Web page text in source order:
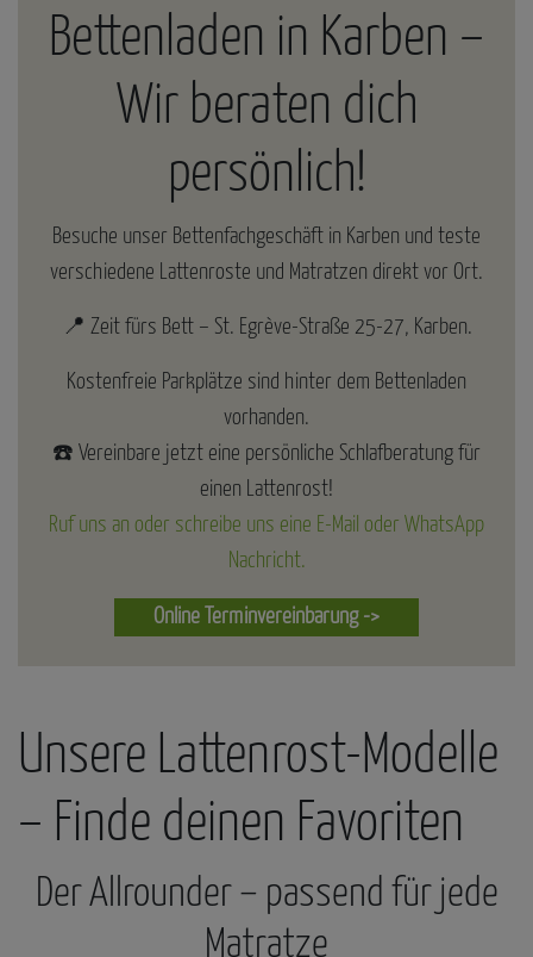
Bettenladen in Karben –
Wir beraten dich
persönlich!
Besuche unser Bettenfachgeschäft in Karben und teste
verschiedene Lattenroste und Matratzen direkt vor Ort.
📍 Zeit fürs Bett – St. Egrève-Straße 25-27, Karben.
Kostenfreie Parkplätze sind hinter dem Bettenladen
vorhanden.
☎️ Vereinbare jetzt eine persönliche Schlafberatung für
einen Lattenrost!
Ruf uns an oder schreibe uns eine E-Mail oder WhatsApp
Nachricht.
Online Terminvereinbarung ->
Unsere Lattenrost-Modelle
– Finde deinen Favoriten
Der Allrounder – passend für jede
Matratze